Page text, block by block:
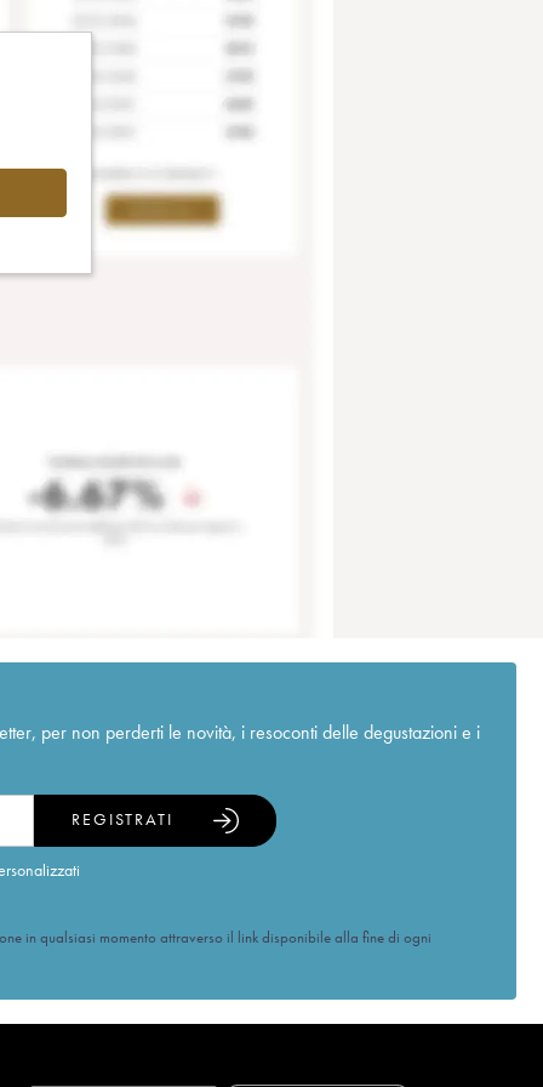
per non perderti le novità, i resoconti delle degustazioni e i
REGISTRATI
in qualsiasi momento attraverso il link disponibile alla fine di ogni